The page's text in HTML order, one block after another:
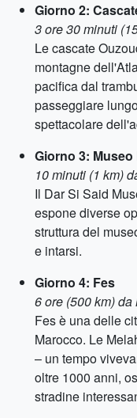
Giorno 2:
3 ore 30 minuti
Le cascate
montagne
pacifica dal
passeggiare
spettacolare
Giorno 3: Museo
10 minuti (1 km)
Il Dar Si Said
espone diverse
struttura del
e intarsi.
Giorno 4: Fes
6 ore (500 km) da
Fes è una delle
Marocco. Le
– un tempo
oltre 1000 anni,
stradine